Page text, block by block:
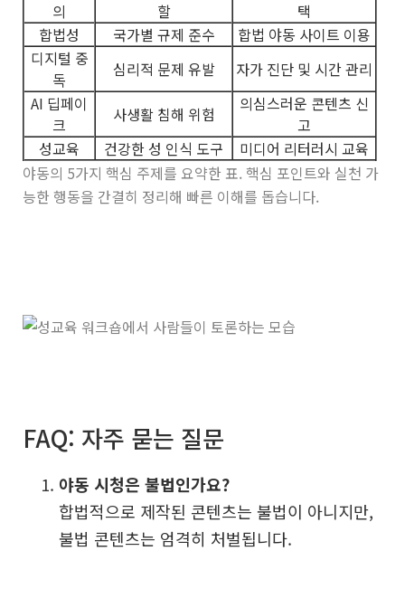
의
할
택
합법성
국가별 규제 준수
합법 야동 사이트 이용
디지털 중
독
심리적 문제 유발
자가 진단 및 시간 관리
AI 딥페이
크
사생활 침해 위험
의심스러운 콘텐츠 신
고
성교육
건강한 성 인식 도구
미디어 리터러시 교육
야동의 5가지 핵심 주제를 요약한 표. 핵심 포인트와 실천 가
능한 행동을 간결히 정리해 빠른 이해를 돕습니다.
FAQ: 자주 묻는 질문
야동 시청은 불법인가요?
합법적으로 제작된 콘텐츠는 불법이 아니지만,
불법 콘텐츠는 엄격히 처벌됩니다.